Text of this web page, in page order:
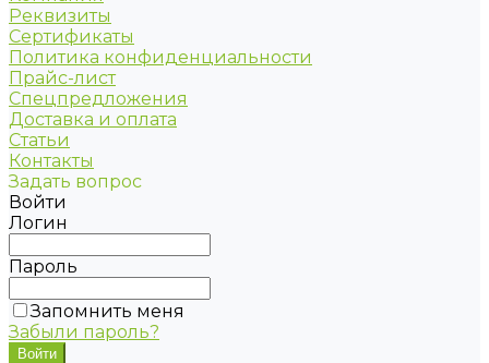
Реквизиты
Сертификаты
Политика конфиденциальности
Прайс-лист
Спецпредложения
Доставка и оплата
Статьи
Контакты
Задать вопрос
Войти
Логин
Пароль
Запомнить меня
Забыли пароль?